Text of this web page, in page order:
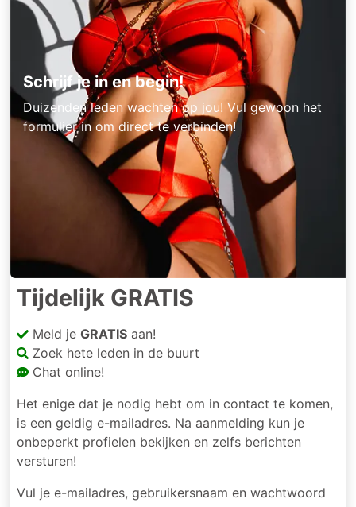
Schrijf je in en begin!
Duizenden leden wachten op jou! Vul gewoon het
formulier in om direct te verbinden!
Tijdelijk GRATIS
Meld je GRATIS aan!
Zoek hete leden in de buurt
Chat online!
Het enige dat je nodig hebt om in contact te komen,
is een geldig e-mailadres. Na aanmelding kun je
onbeperkt profielen bekijken en zelfs berichten
versturen!
Vul je e-mailadres, gebruikersnaam en wachtwoord